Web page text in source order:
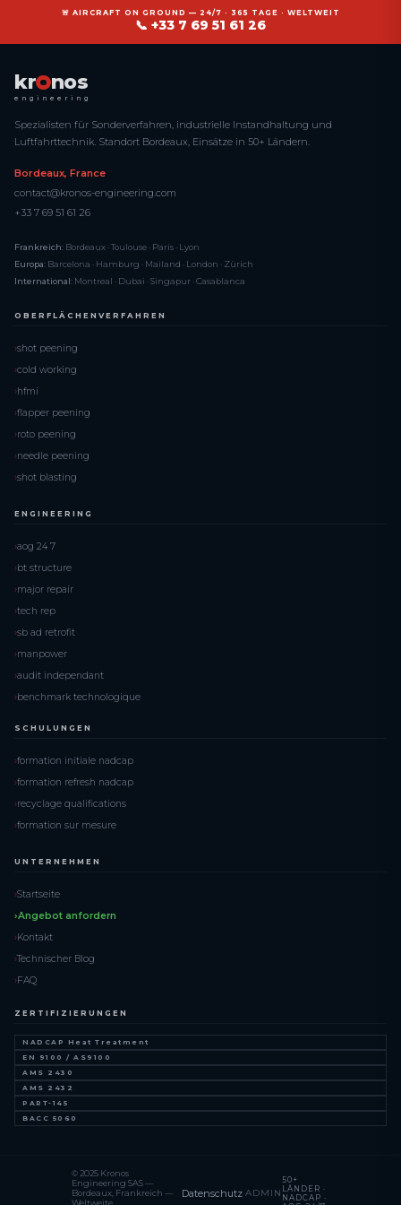
🚨 AIRCRAFT ON GROUND — 24/7 · 365 TAGE · WELTWEIT
📞 +33 7 69 51 61 26
kr nos
engineering
Spezialisten für Sonderverfahren, industrielle Instandhaltung und
Luftfahrttechnik. Standort Bordeaux, Einsätze in 50+ Ländern.
Bordeaux, France
contact@kronos-engineering.com
+33 7 69 51 61 26
Frankreich: Bordeaux · Toulouse · Paris · Lyon
Europa: Barcelona · Hamburg · Mailand · London · Zürich
International: Montreal · Dubai · Singapur · Casablanca
OBERFLÄCHENVERFAHREN
shot peening
cold working
hfmi
flapper peening
roto peening
needle peening
shot blasting
ENGINEERING
aog 24 7
bt structure
major repair
tech rep
sb ad retrofit
manpower
audit independant
benchmark technologique
SCHULUNGEN
formation initiale nadcap
formation refresh nadcap
recyclage qualifications
formation sur mesure
UNTERNEHMEN
Startseite
Angebot anfordern
Kontakt
Technischer Blog
FAQ
ZERTIFIZIERUNGEN
NADCAP Heat Treatment
EN 9100 / AS9100
AMS 2430
AMS 2432
PART-145
BACC 5060
© 2025 Kronos
Engineering SAS —
Bordeaux, Frankreich —
Weltweite
Datenschutz·ADMIN
50+
LÄNDER ·
NADCAP ·